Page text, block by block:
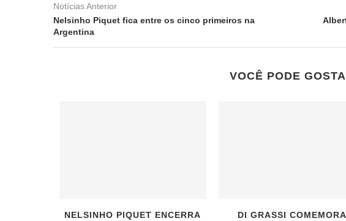
Notícias Anterior
Nelsinho Piquet fica entre os cinco primeiros na
Argentina
VOCÊ PODE
NELSINHO PIQUET ENCERRA DI GRASSI COMEMORA